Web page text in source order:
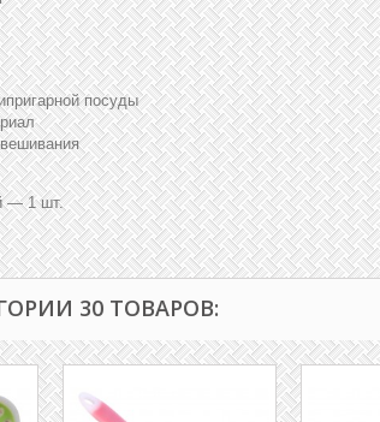
посуды
— 1 шт.
30 ТОВАРОВ: